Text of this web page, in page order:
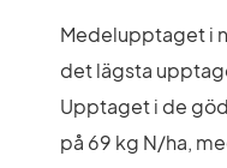
Medelupptaget i
det lägsta
Upptaget i de
på 69 kg N/ha,